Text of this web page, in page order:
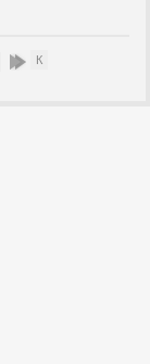
8 9К